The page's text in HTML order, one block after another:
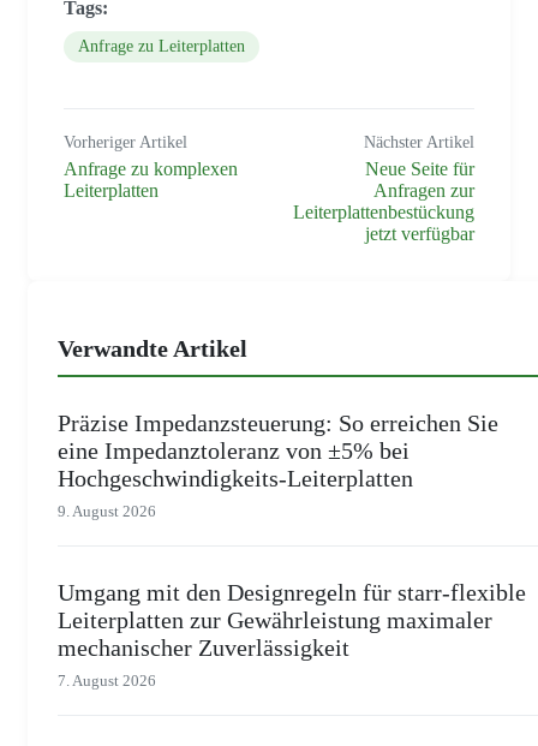
Tags:
Anfrage zu Leiterplatten
Vorheriger Artikel
Anfrage zu komplexen
Leiterplatten
Nächster Artikel
Neue Seite für
Anfragen zur
Leiterplattenbestückung
jetzt verfügbar
Verwandte Artikel
Präzise Impedanzsteuerung: So erreichen Sie
eine Impedanztoleranz von ±5% bei
Hochgeschwindigkeits-Leiterplatten
9. August 2026
Umgang mit den Designregeln für starr-flexible
Leiterplatten zur Gewährleistung maximaler
mechanischer Zuverlässigkeit
7. August 2026